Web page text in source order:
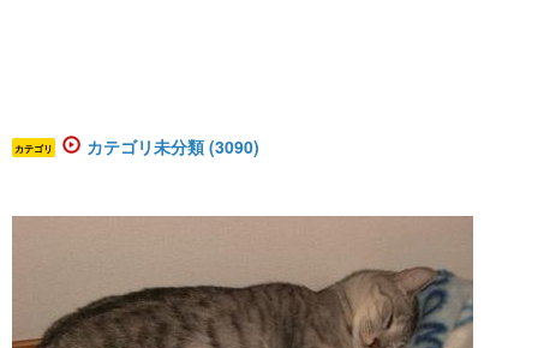
カテゴリ カテゴリ未分類 (3090)